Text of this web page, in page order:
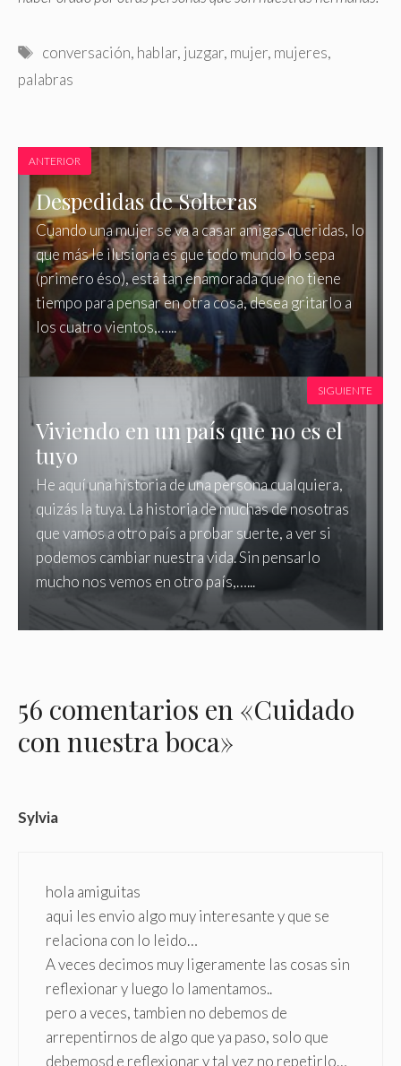
Etiquetas
conversación, hablar, juzgar, mujer, mujeres,
palabras
ANTERIOR
Despedidas de Solteras
Cuando una mujer se va a casar amigas queridas, lo
que más le ilusiona es que todo mundo lo sepa
(primero éso), está tan enamorada que no tiene
tiempo para pensar en otra cosa, desea gritarlo a
los cuatro vientos,…...
Viviendo en un país que no es el
tuyo
He aquí una historia de una persona cualquiera,
quizás la tuya. La historia de muchas de nosotras
que vamos a otro país a probar suerte, a ver si
podemos cambiar nuestra vida. Sin pensarlo
mucho nos vemos en otro país,…...
SIGUIENTE
56 comentarios en «Cuidado
con nuestra boca»
Sylvia
hola amiguitas
aqui les envio algo muy interesante y que se
relaciona con lo leido…
A veces decimos muy ligeramente las cosas sin
reflexionar y luego lo lamentamos..
pero a veces, tambien no debemos de
arrepentirnos de algo que ya paso, solo que
debemosd e reflexionar y tal vez no repetirlo…